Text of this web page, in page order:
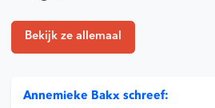
Bekijk ze allemaal
Annemieke Bakx schreef: